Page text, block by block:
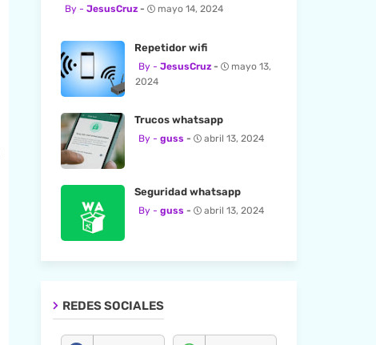
JesusCruz mayo 14, 2024
Repetidor wifi
JesusCruz
mayo 13,
2024
Trucos whatsapp
guss abril 13, 2024
Seguridad whatsapp
guss abril 13, 2024
REDES SOCIALES